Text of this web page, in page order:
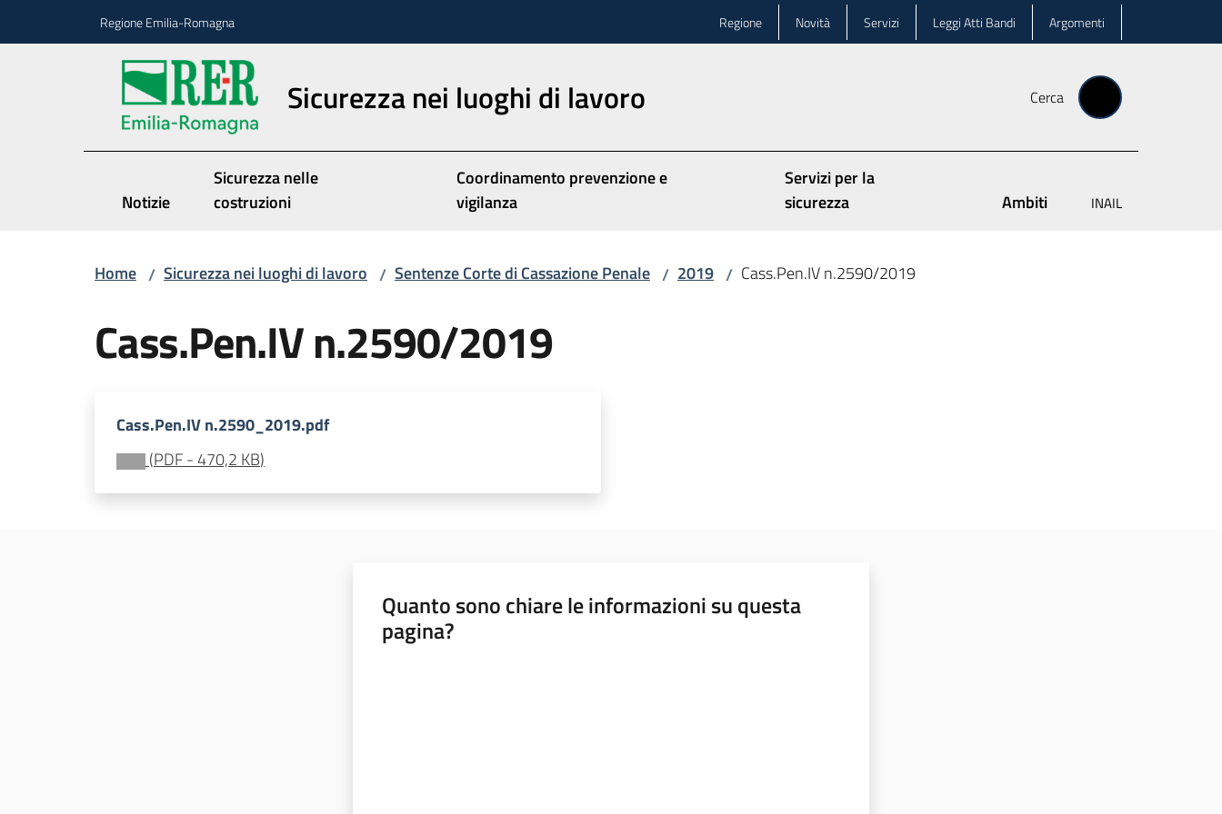
Regione Emilia-Romagna Regione Novità Servizi Leggi Atti Bandi Argomenti
Sicurezza nei luoghi di lavoro Cerca
Notizie
Sicurezza nelle
costruzioni
Coordinamento prevenzione e
vigilanza
Servizi per la
sicurezza
Ambiti INAIL
Home / Sicurezza nei luoghi di lavoro / Sentenze Corte di Cassazione Penale / 2019 / Cass.Pen.IV n.2590/2019
Cass.Pen.IV n.2590/2019
Cass.Pen.IV n.2590_2019.pdf
(PDF-470,2 KB)
Quanto sono chiare le informazioni su questa
pagina?